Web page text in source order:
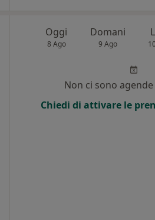
Oggi
8 Ago
Domani
9 Ago
Non ci sono
Chiedi di attivare le